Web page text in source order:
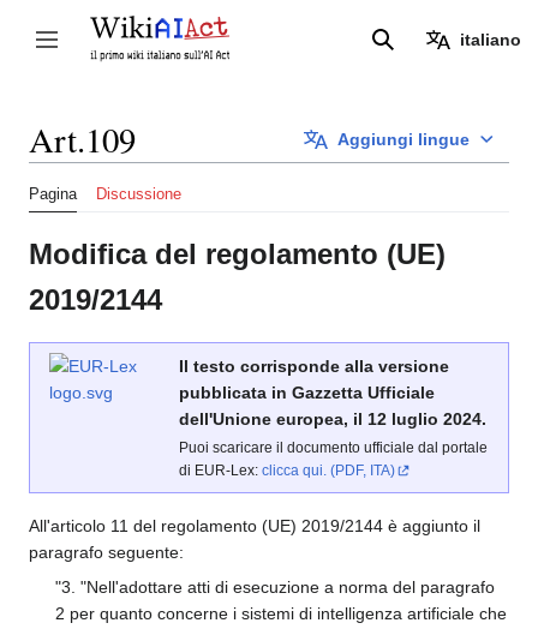
contenuto
Attiva/disattiva la barra laterale Ricerca italiano
Aggiungi lingue
Art.109
Pagina Discussione
Modifica del regolamento (UE)
2019/2144
Il testo corrisponde alla versione
pubblicata in Gazzetta Ufficiale
dell'Unione europea, il 12 luglio 2024.
Puoi scaricare il documento ufficiale dal portale
di EUR-Lex: clicca qui. (PDF, ITA)
All'articolo 11 del regolamento (UE) 2019/2144 è aggiunto il
paragrafo seguente:
"3. "Nell'adottare atti di esecuzione a norma del paragrafo
2 per quanto concerne i sistemi di intelligenza artificiale che